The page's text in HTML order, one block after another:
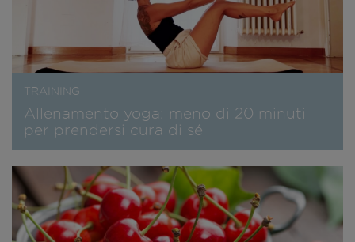
TRAINING
Allenamento yoga: meno di 20 minuti
per prendersi cura di sé